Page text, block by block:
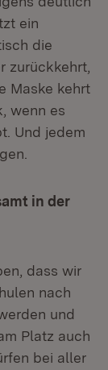
ein
die
zurückkehrt,
Maske kehrt
wenn es
Und jedem
in der
dass wir
nach
und
Platz auch
bei aller